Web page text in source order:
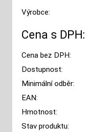
Výrobce:
Cena s DPH:
Cena bez DPH:
Dostupnost:
Minimální odběr:
EAN:
Hmotnost:
Stav produktu: